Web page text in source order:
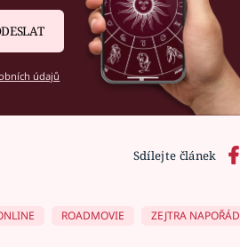
údajů
Sdílejte článek
ROADMOVIE
ZEJTRA NAPOŘÁD